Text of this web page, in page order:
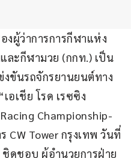
งผู้ว่าการการกีฬาแห่ง
ละกีฬามวย (กกท.) เป็น
งขันรถจักรยานยนต์ทาง
อเชีย โรด เรซซิง
Championship-
CW Tower กรุงเทพ วันที่
ดชอบ ผู้อำนวยการฝ่าย